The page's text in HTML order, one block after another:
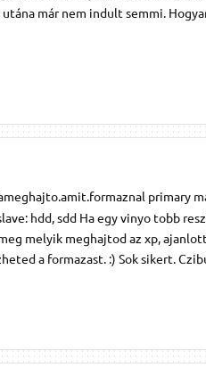
már nem indult semmi.
primary
hdd, sdd Ha egy vinyo tobb
melyik meghajtod az xp,
a formazast. :) Sok sikert.